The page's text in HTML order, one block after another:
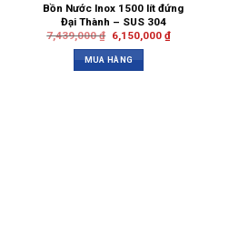
Bồn Nước Inox 1500 lít đứng
Đại Thành – SUS 304
7,439,000₫ 6,150,000 ₫
MUA HÀNG